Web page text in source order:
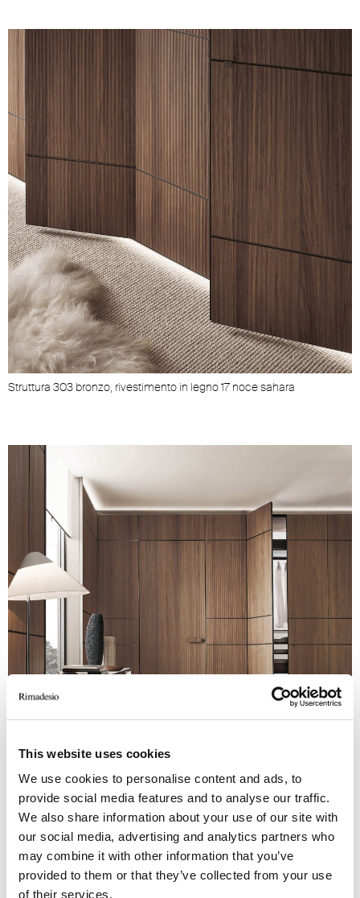
This website uses cookies
We use cookies to personalise content and ads, to
provide social media features and to analyse our traffic.
We also share information about your use of our site with
our social media, advertising and analytics partners who
may combine it with other information that you’ve
provided to them or that they’ve collected from your use
of their services.
Struttura 303 bronzo, rivestimento in legno 17 noce sahara
Struttura 303 bronzo, rivestimento in legno 17 noce sahara, schienali
in vetro 02 acidato extrachiaro, basamenti e top 07 melaminico
olmo, accessori estraibili in similpelle 153 castoro